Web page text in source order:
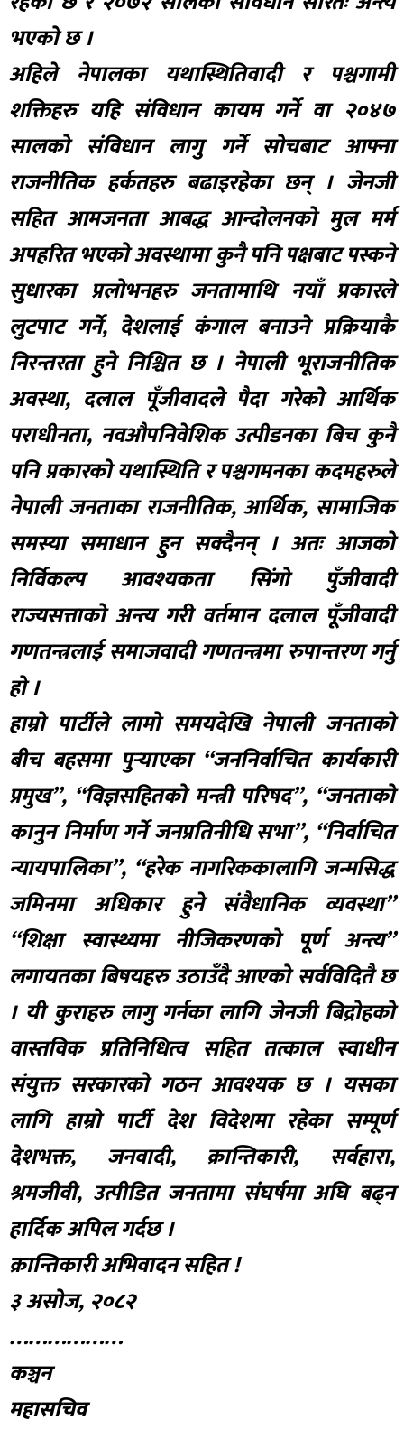
भएको छ ।
अहिले नेपालका यथास्थितिवादी र पश्चगामी
शक्तिहरु यहि संविधान कायम गर्ने वा २०४७
सालको संविधान लागु गर्ने सोचबाट आफ्ना
राजनीतिक हर्कतहरु बढाइरहेका छन् । जेनजी
सहित आमजनता आबद्ध आन्दोलनको मुल मर्म
अपहरित भएको अवस्थामा कुनै पनि पक्षबाट पस्कने
सुधारका प्रलोभनहरु जनतामाथि नयाँ प्रकारले
लुटपाट गर्ने, देशलाई कंगाल बनाउने प्रक्रियाकै
निरन्तरता हुने निश्चित छ । नेपाली भूराजनीतिक
अवस्था, दलाल पूँजीवादले पैदा गरेको आर्थिक
पराधीनता, नवऔपनिवेशिक उत्पीडनका बिच कुनै
पनि प्रकारको यथास्थिति र पश्चगमनका कदमहरुले
नेपाली जनताका राजनीतिक, आर्थिक, सामाजिक
समस्या समाधान हुन सक्दैनन् । अतः आजको
निर्विकल्प आवश्यकता सिंगो पुँजीवादी
राज्यसत्ताको अन्त्य गरी वर्तमान दलाल पूँजीवादी
गणतन्त्रलाई समाजवादी गणतन्त्रमा रुपान्तरण गर्नु
हो ।
हाम्रो पार्टीले लामो समयदेखि नेपाली जनताको
बीच बहसमा पुर्‍याएका “जननिर्वाचित कार्यकारी
प्रमुख”, “विज्ञसहितको मन्त्री परिषद”, “जनताको
कानुन निर्माण गर्ने जनप्रतिनीधि सभा”, “निर्वाचित
न्यायपालिका”, “हरेक नागरिककालागि जन्मसिद्ध
जमिनमा अधिकार हुने संवैधानिक व्यवस्था”
“शिक्षा स्वास्थ्यमा नीजिकरणको पूर्ण अन्त्य”
लगायतका बिषयहरु उठाउँदै आएको सर्वविदितै छ
। यी कुराहरु लागु गर्नका लागि जेनजी बिद्रोहको
वास्तविक प्रतिनिधित्व सहित तत्काल स्वाधीन
संयुक्त सरकारको गठन आवश्यक छ । यसका
लागि हाम्रो पार्टी देश विदेशमा रहेका सम्पूर्ण
देशभक्त, जनवादी, क्रान्तिकारी, सर्वहारा,
श्रमजीवी, उत्पीडित जनतामा संघर्षमा अघि बढ्न
हार्दिक अपिल गर्दछ ।
क्रान्तिकारी अभिवादन सहित !
३ असोज, २०८२
………………
कञ्चन
महासचिव